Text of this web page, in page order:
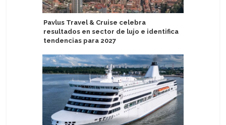
Pavlus Travel & Cruise celebra
resultados en sector de lujo e identifica
tendencias para 2027